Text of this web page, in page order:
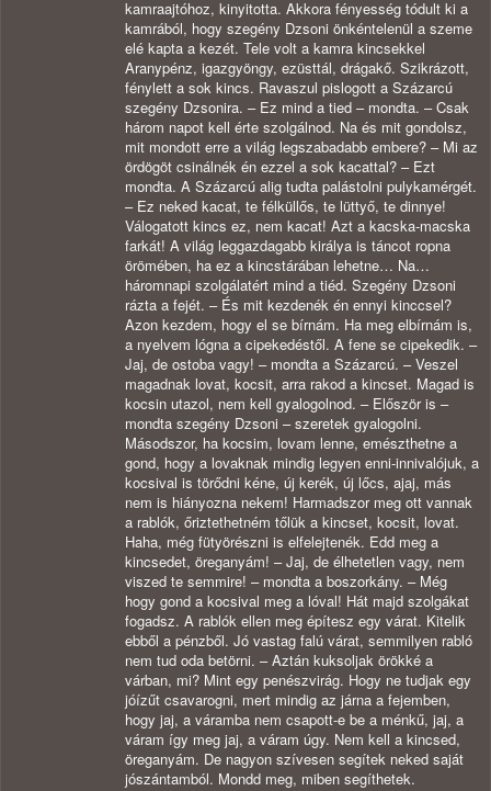
kamraajtóhoz, kinyitotta. Akkora fényesség tódult ki a
kamrából, hogy szegény Dzsoni önkéntelenül a szeme
elé kapta a kezét. Tele volt a kamra kincsekkel
Aranypénz, igazgyöngy, ezüsttál, drágakő. Szikrázott,
fénylett a sok kincs. Ravaszul pislogott a Százarcú
szegény Dzsonira. – Ez mind a tied – mondta. – Csak
három napot kell érte szolgálnod. Na és mit gondolsz,
mit mondott erre a világ legszabadabb embere? – Mi az
ördögöt csinálnék én ezzel a sok kacattal? – Ezt
mondta. A Százarcú alig tudta palástolni pulykamérgét.
– Ez neked kacat, te félküllős, te lüttyő, te dinnye!
Válogatott kincs ez, nem kacat! Azt a kacska-macska
farkát! A világ leggazdagabb királya is táncot ropna
örömében, ha ez a kincstárában lehetne… Na…
háromnapi szolgálatért mind a tiéd. Szegény Dzsoni
rázta a fejét. – És mit kezdenék én ennyi kinccsel?
Azon kezdem, hogy el se bírnám. Ha meg elbírnám is,
a nyelvem lógna a cipekedéstől. A fene se cipekedik. –
Jaj, de ostoba vagy! – mondta a Százarcú. – Veszel
magadnak lovat, kocsit, arra rakod a kincset. Magad is
kocsin utazol, nem kell gyalogolnod. – Először is –
mondta szegény Dzsoni – szeretek gyalogolni.
Másodszor, ha kocsim, lovam lenne, emészthetne a
gond, hogy a lovaknak mindig legyen enni-innivalójuk, a
kocsival is törődni kéne, új kerék, új lőcs, ajaj, más
nem is hiányozna nekem! Harmadszor meg ott vannak
a rablók, őriztethetném tőlük a kincset, kocsit, lovat.
Haha, még fütyörészni is elfelejtenék. Edd meg a
kincsedet, öreganyám! – Jaj, de élhetetlen vagy, nem
viszed te semmire! – mondta a boszorkány. – Még
hogy gond a kocsival meg a lóval! Hát majd szolgákat
fogadsz. A rablók ellen meg építesz egy várat. Kitelik
ebből a pénzből. Jó vastag falú várat, semmilyen rabló
nem tud oda betörni. – Aztán kuksoljak örökké a
várban, mi? Mint egy penészvirág. Hogy ne tudjak egy
jóízűt csavarogni, mert mindig az járna a fejemben,
hogy jaj, a váramba nem csapott-e be a ménkű, jaj, a
váram így meg jaj, a váram úgy. Nem kell a kincsed,
öreganyám. De nagyon szívesen segítek neked saját
jószántamból. Mondd meg, miben segíthetek.